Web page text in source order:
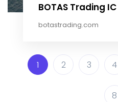
BOTAS Trading IC
botastrading.com
1 2 3 4
8